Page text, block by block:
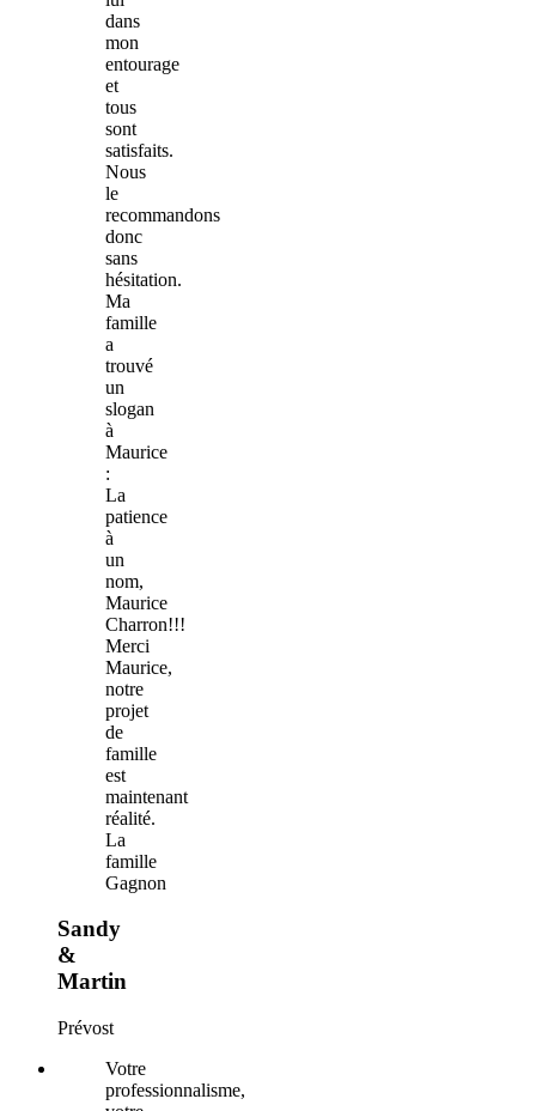
dans
mon
entourage
et
tous
sont
satisfaits.
Nous
le
recommandons
donc
sans
hésitation.
Ma
famille
a
trouvé
un
slogan
à
Maurice
:
La
patience
à
un
nom,
Maurice
Charron!!!
Merci
Maurice,
notre
projet
de
famille
est
maintenant
réalité.
La
famille
Gagnon
Sandy
&
Martin
Prévost
Votre
professionnalisme,